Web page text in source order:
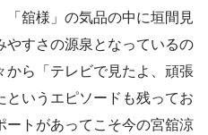
舘様」の気品の中に垣間見
やすさの源泉となっているの
から「テレビで見たよ、頑張
というエピソードも残ってお
ートがあってこそ今の宮舘涼